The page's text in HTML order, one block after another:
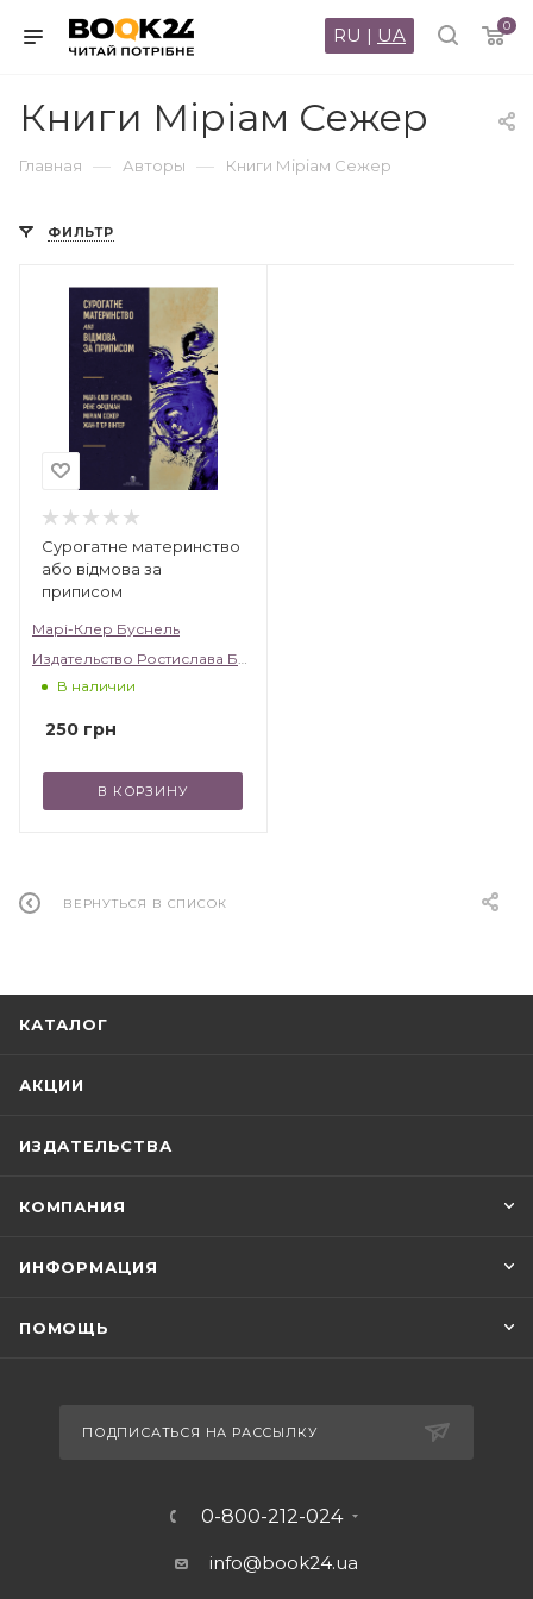
0
RU | UA
Книги Міріам Сежер
Главная — Авторы — Книги Міріам Сежер
ФИЛЬТР
Сурогатне материнство
або відмова за
приписом
Марі-Клер Буснель
В наличии
250 грн
В КОРЗИНУ
ВЕРНУТЬСЯ В СПИСОК
КАТАЛОГ
АКЦИИ
ИЗДАТЕЛЬСТВА
КОМПАНИЯ
ИНФОРМАЦИЯ
ПОМОЩЬ
ПОДПИСАТЬСЯ НА РАССЫЛКУ
0-800-212-024
info@book24.ua